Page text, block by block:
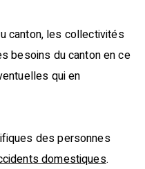
canton, les collectivités
besoins du canton en ce
qui en
des personnes
domestiques.